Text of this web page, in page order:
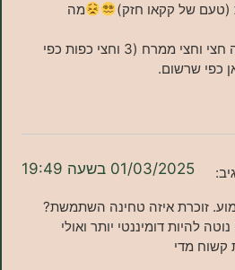
חזק)
מה
אציין כי השתמשתי בטחינה חצי וחצי ממרח (3 וחצי כפות כפי
בשעה 19:49
איזה טחינה השתמשת?
יותר ואולי